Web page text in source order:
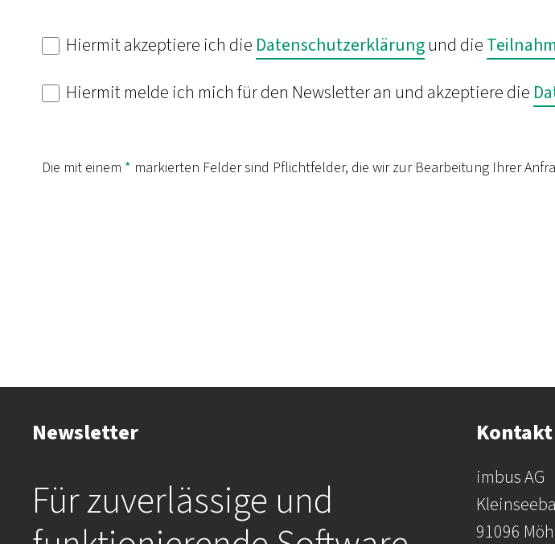
Hiermit akzeptiere ich die Datenschutzerklärungund die
Hiermit melde ich mich für den Newsletter an und akzeptiere die
Die mit einem * markierten Felder sind Pflichtfelder, die wir zur Bearbeitung Ihrer
Newsletter
Für zuverlässige und
Kontakt
imbus AG
91096